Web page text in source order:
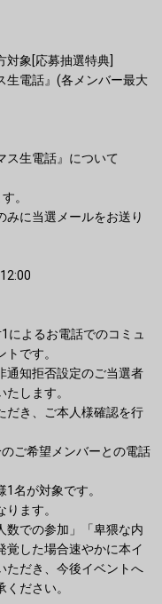
対象[応募抽選特典]
生電話』(各メンバー最大
ス生電話』について
。
みに当選メールをお送り
によるお電話でのコミュ
です。
通知拒否設定のご当選者
します。
だき、ご本人様確認を行
ご希望メンバーとの電話
名が対象です。
ます。
数での参加」「卑猥な内
覚した場合速やかに本イ
ただき、今後イベントへ
ださい。